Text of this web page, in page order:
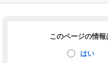
このページの情
はい